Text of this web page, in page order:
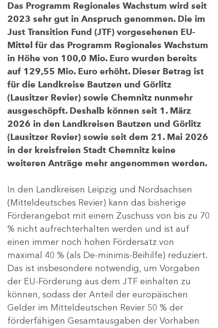
Das Programm Regionales Wachstum wird seit
2023 sehr gut in Anspruch genommen. Die im
Just Transition Fund (JTF) vorgesehenen EU-
Mittel für das Programm Regionales Wachstum
in Höhe von 100,0 Mio. Euro wurden bereits
auf 129,55 Mio. Euro erhöht. Dieser Betrag ist
für die Landkreise Bautzen und Görlitz
(Lausitzer Revier) sowie Chemnitz nunmehr
ausgeschöpft. Deshalb können seit 1. März
2026 in den Landkreisen Bautzen und Görlitz
(Lausitzer Revier) sowie seit dem 21. Mai 2026
in der kreisfreien Stadt Chemnitz keine
weiteren Anträge mehr angenommen werden.
In den Landkreisen Leipzig und Nordsachsen
(Mitteldeutsches Revier) kann das bisherige
Förderangebot mit einem Zuschuss von bis zu 70
% nicht aufrechterhalten werden und ist auf
einen immer noch hohen Fördersatz von
maximal 40 % (als De-minimis-Beihilfe) reduziert.
Das ist insbesondere notwendig, um Vorgaben
der EU-Förderung aus dem JTF einhalten zu
können, sodass der Anteil der europäischen
Gelder im Mitteldeutschen Revier 50 % der
förderfähigen Gesamtausgaben der Vorhaben